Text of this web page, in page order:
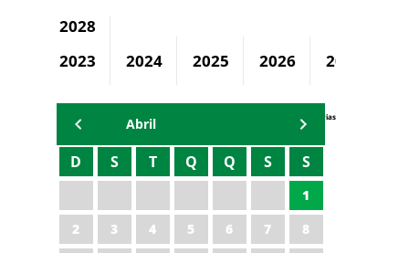
2028
2023
2024 2025 2026 2027
Agenda Secretárias
Abril
D S T Q Q S S
1
2
3 4 5 6 7
8